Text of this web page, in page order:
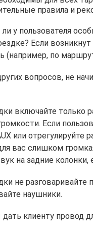
правила и
ли у пользователя
Если
(например, по
вопросов, не
включайте только
Если
или отрегулируйте
вас слишком
на задние колонки,
не разговаривайте
наушники.
клиенту провод